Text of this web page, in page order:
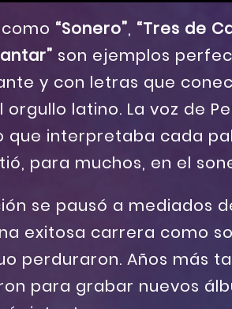
“Sonero”, “Tres de
son ejemplos
y con letras que
latino. La voz de
que interpretaba cada
para muchos, en el
se pausó a mediados
exitosa carrera como
perduraron. Años más
para grabar nuevos